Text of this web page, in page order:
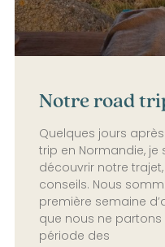
Notre road
Quelques jours
trip en Normandie, je
découvrir notre
conseils. Nous
première semaine
que nous ne
période des